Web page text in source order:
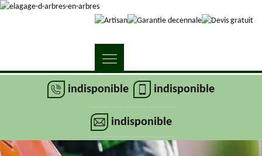
indisponible indisponible
indisponible